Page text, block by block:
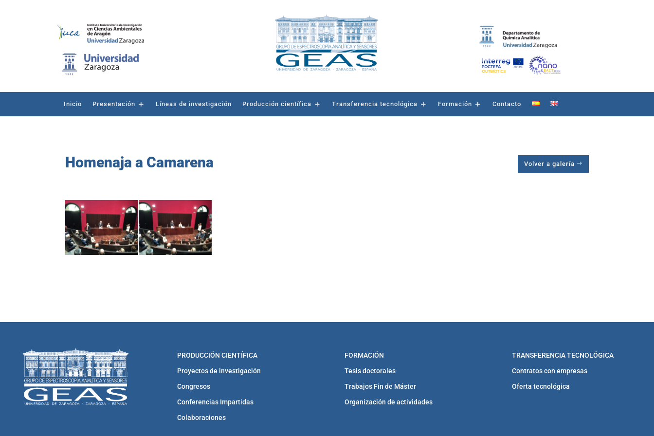
Inicio Presentación Líneas de investigación Producción científica Transferencia tecnológica Formación Contacto
Homenaja a Camarena Volver a galería
PRODUCCIÓN CIENTÍFICA
Proyectos de investigación
Congresos
Conferencias Impartidas
Colaboraciones
FORMACIÓN
Tesis doctorales
Trabajos Fin de Máster
Organización de actividades
TRANSFERENCIA TECNOLÓGICA
Contratos con empresas
Oferta tecnológica